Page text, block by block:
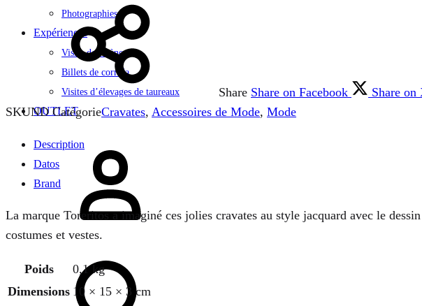
Photographies
Expériences
Visite des arènes
Billets de corrida
Visites d’élevages de taureaux
OUTLET
Share Share on Facebook Share on
SKUND CatégorieCravates, Accessoires de Mode, Mode
Description
Datos
Brand
La marque Toreritos a imaginé ces jolies cravates au style jacquard avec le
costumes et vestes.
Poids
0,1 kg
Dimensions 10 × 15 × 3 cm